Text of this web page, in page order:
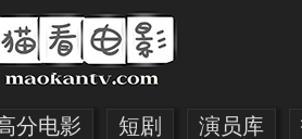
分电影 短剧 演员库